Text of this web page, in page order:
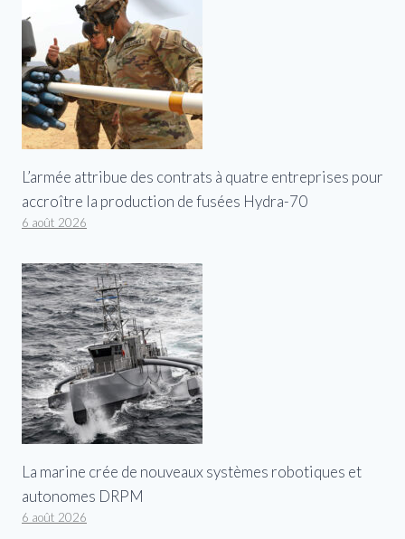
L’armée attribue des contrats à quatre entreprises pour
accroître la production de fusées Hydra-70
6 août 2026
La marine crée de nouveaux systèmes robotiques et
autonomes DRPM
6 août 2026